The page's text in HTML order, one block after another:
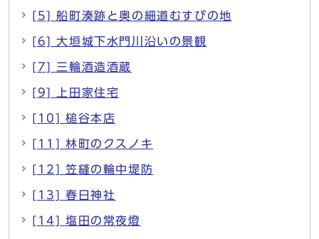
[5] 船町湊跡と奥の細道むすびの地
[6] 大垣城下水門川沿いの景観
[7] 三輪酒造酒蔵
[9] 上田家住宅
[10] 槌谷本店
[11] 林町のクスノキ
[12] 笠縫の輪中堤防
[13] 春日神社
[14] 塩田の常夜燈